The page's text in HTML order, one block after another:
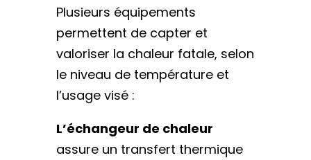
Plusieurs équipements
permettent de capter et
valoriser la chaleur fatale, selon
le niveau de température et
l’usage visé :
L’échangeur de chaleur
assure un transfert thermique